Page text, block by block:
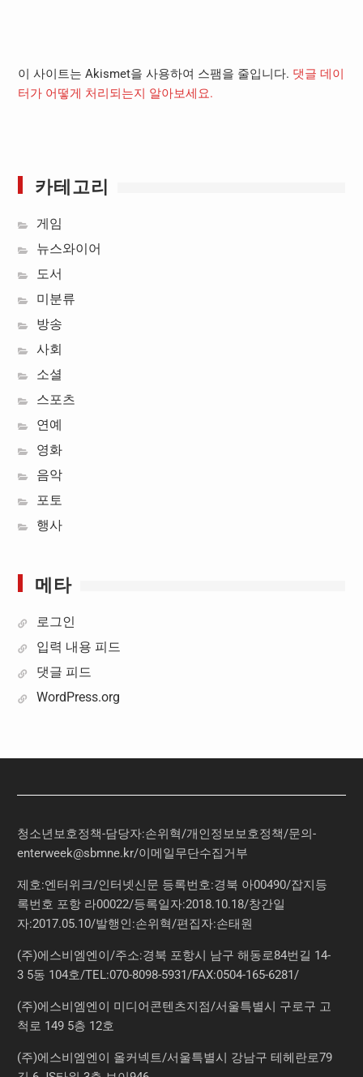
이 사이트는 Akismet을 사용하여 스팸을 줄입니다. 댓글 데이
터가 어떻게 처리되는지 알아보세요.
카테고리
게임
뉴스와이어
도서
미분류
방송
사회
소셜
스포츠
연예
영화
음악
포토
행사
메타
로그인
입력 내용 피드
댓글 피드
WordPress.org
청소년보호정책-담당자:손위혁/개인정보보호정책/문의-
enterweek@sbmne.kr/이메일무단수집거부
제호:엔터위크/인터넷신문 등록번호:경북 아00490/잡지등
록번호 포항 라00022/등록일자:2018.10.18/창간일
자:2017.05.10/발행인:손위혁/편집자:손태원
(주)에스비엠엔이/주소:경북 포항시 남구 해동로84번길 14-
3 5동 104호/TEL:070-8098-5931/FAX:0504-165-6281/
(주)에스비엠엔이 미디어콘텐츠지점/서울특별시 구로구 고
척로 149 5층 12호
(주)에스비엠엔이 올커넥트/서울특별시 강남구 테헤란로79